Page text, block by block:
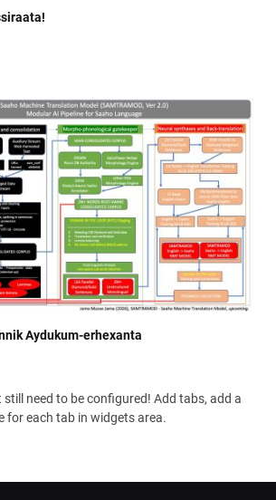
Aydukum-erhexanta
need to be configured! Add tabs, add a
for each tab in widgets area.